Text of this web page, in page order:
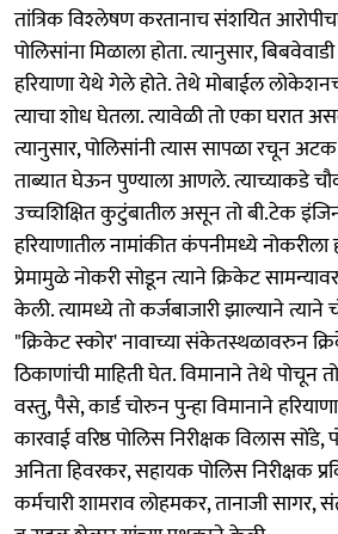
तांत्रिक विश्‍लेषण करतानाच संशयित
पोलिसांना मिळाला होता. त्यानुसार,
हरियाणा येथे गेले होते. तेथे मोबाईल
त्याचा शोध घेतला. त्यावेळी तो एका घरात
त्यानुसार, पोलिसांनी त्यास सापळा रचून
ताब्यात घेऊन पुण्याला आणले. त्याच्याकडे
उच्चशिक्षित कुटुंबातील असून तो बी.टेक
हरियाणातील नामांकीत कंपनीमध्ये नोकरीला
प्रेमामुळे नोकरी सोडून त्याने क्रिकेट
केली. त्यामध्ये तो कर्जबाजारी झाल्याने त्याने
"क्रिकेट स्कोर' नावाच्या संकेतस्थळावरुन
ठिकाणांची माहिती घेत. विमानाने तेथे पोचून
वस्तु, पैसे, कार्ड चोरुन पुन्हा विमानाने
कारवाई वरिष्ठ पोलिस निरीक्षक विलास सोंडे,
अनिता हिवरकर, सहायक पोलिस निरीक्षक
कर्मचारी शामराव लोहमकर, तानाजी सागर,